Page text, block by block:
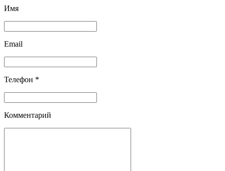
Имя
Email
Телефон *
Комментарий